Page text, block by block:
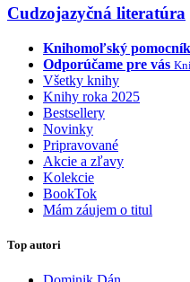
Cudzojazyčná literatúra
Knihomoľský pomocník
Odporúčame pre vás
Všetky knihy
Knihy roka 2025
Bestsellery
Novinky
Pripravované
Akcie a zľavy
Kolekcie
BookTok
Mám záujem o titul
Top autori